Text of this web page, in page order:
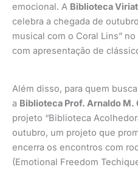
emocional. A Biblioteca
celebra a chegada de
musical com o Coral Lins” no
com apresentação de
Além disso, para quem
a Biblioteca Prof. Arnaldo M.
projeto “Biblioteca
outubro, um projeto que
encerra os encontros com
(Emotional Freedom